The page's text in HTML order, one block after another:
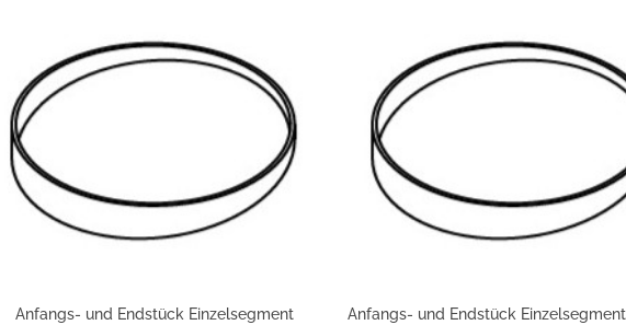
DEN WARENKORB
Anfangs- und Endstück Einzelsegment
IN DEN WARENKORB
Anfangs- und Endstück